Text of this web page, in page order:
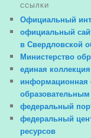
ССЫЛКИ
Официальный
официальный
в Свердловской
Министерство
единая
информационная
федеральный
федеральный
ресурсов